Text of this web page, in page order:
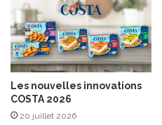
l
e
a
v
e
c
C
u
Les nouvelles innovations
COSTA 2026
20 juillet 2026